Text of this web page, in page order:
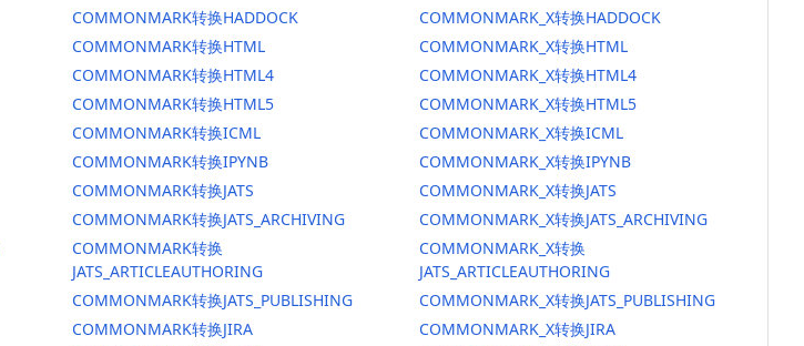
COMMONMARK转换HADDOCK
COMMONMARK转换HTML
COMMONMARK转换HTML4
COMMONMARK转换HTML5
COMMONMARK转换ICML
COMMONMARK转换IPYNB
COMMONMARK转换JATS
COMMONMARK转换JATS_ARCHIVING
COMMONMARK转换
JATS_ARTICLEAUTHORING
COMMONMARK转换JATS_PUBLISHING
COMMONMARK转换JIRA
COMMONMARK_X转换HADDOCK
COMMONMARK_X转换HTML
COMMONMARK_X转换HTML4
COMMONMARK_X转换HTML5
COMMONMARK_X转换ICML
COMMONMARK_X转换IPYNB
COMMONMARK_X转换JATS
COMMONMARK_X转换JATS_ARCHIVING
COMMONMARK_X转换
JATS_ARTICLEAUTHORING
COMMONMARK_X转换JATS_PUBLISHING
COMMONMARK_X转换JIRA